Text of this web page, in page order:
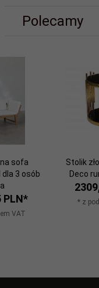
Polecamy
sofa
3 osób
PLN*
VAT
Stolik
Deco
* z